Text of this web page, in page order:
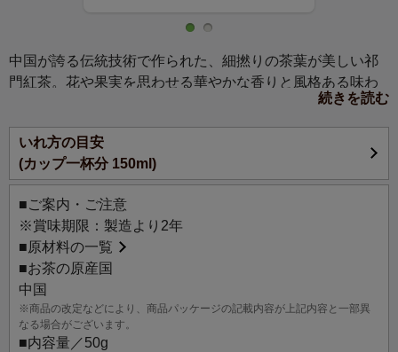
中国が誇る伝統技術で作られた、細撚りの茶葉が美しい祁
門紅茶。花や果実を思わせる華やかな香りと風格ある味わ
安徽省の祁門県で伝統的な技術によって生産される、中国
が世界に誇る銘紅茶です。安徽省はもともと緑茶の産地で
したが、1875年頃に紅茶製法が始まったと言われていま
す。穏やかな気候と雨や霧の量などの自然条件が適してい
たため質の良いお茶が作られ、ダージリン、ウバとならん
で世界三大銘茶の一つとされるほど評価が高まりました。
この祁門紅茶 特級は細い撚りと黒っぽい茶葉の色が特徴
で、花や果実、また蜜を思わせるような香りに、ほのかに
上品でスモーキーな香りが重なります。このオリエンタル
で華やかな香りは ”祁門香” と呼ばれ、渋みのない深い味わ
続きを読む
いれ方の目安
(カップ一杯分 150ml)
■ご案内・ご注意
※賞味期限：製造より2年
■原材料の一覧
■お茶の原産国
中国
※商品の改定などにより、商品パッケージの記載内容が上記内容と一部異
なる場合がございます。
■内容量／50g